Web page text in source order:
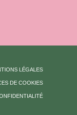
LÉGALES
DE COOKIES